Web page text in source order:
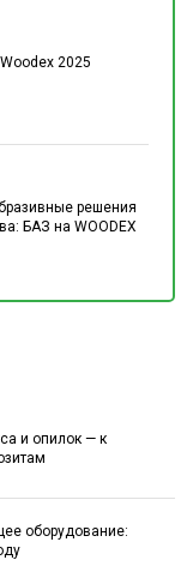
2025
решения
БАЗ на WOODEX
и опилок — к
оборудование: